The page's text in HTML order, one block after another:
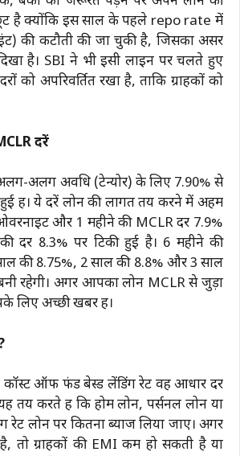
है क्योंकि इस साल के पहले repo rate में
की कटौती की जा चुकी है, जिसका असर
है। SBI ने भी इसी लाइन पर चलते हुए
को अपरिवर्तित रखा है, ताकि ग्राहकों को
दरें
अलग अवधि (टेन्योर) के लिए 7.90% से
हैं। ये दरें लोन की लागत तय करने में अहम
और 1 महीने की MCLR दर 7.9%
दर 8.3% पर टिकी हुई है। 6 महीने की
की 8.75%, 2 साल की 8.8% और 3 साल
रहेगी। अगर आपका लोन MCLR से जुड़ा
लिए अच्छी खबर हैं।
कॉस्ट ऑफ फंड बेस्ड लेंडिंग रेट वह आधार दर
तय करते हैं कि होम लोन, पर्सनल लोन या
रेट लोन पर कितना ब्याज लिया जाए। अगर
तो ग्राहकों की EMI कम हो सकती है या